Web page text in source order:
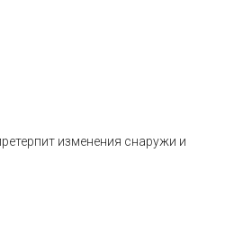
изменения снаружи и